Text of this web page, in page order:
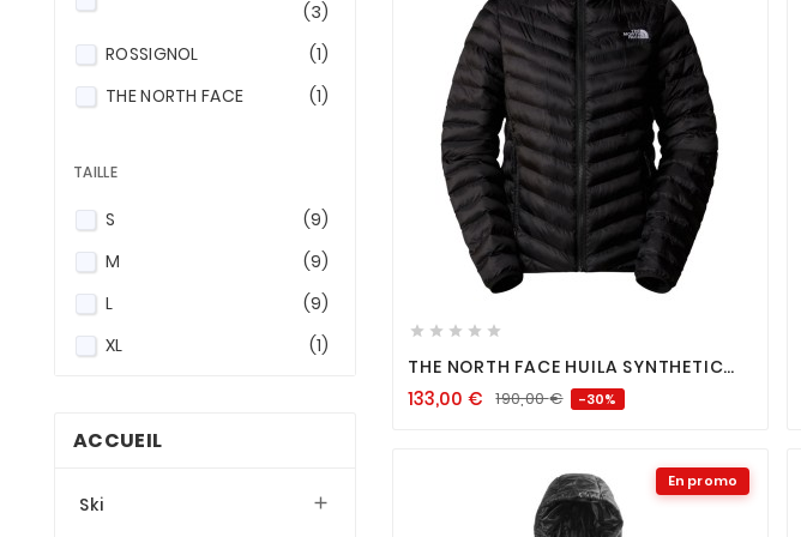
(3)
ROSSIGNOL
(1)
THE NORTH FACE
(1)
TAILLE
S
(9)
M
(9)
L
(9)
XL
(1)
ACCUEIL
Ski 
   
    
THE NORTH FACE HUILA SYNTHETIC
JACKET FEMME BLACK
133,00€ 190,00€ -30%
En promo